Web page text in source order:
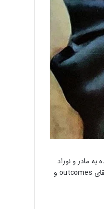
مادر و نوزاد
ایفا می کند. این فرآیند توسط متخصصان خبره شامل ارزیابی دقیق ساختار فرایند و نتایج مراقبت ها در جهت ارتقای outcomes و